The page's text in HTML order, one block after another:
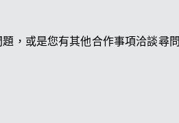
，或是您有其他合作事項洽談